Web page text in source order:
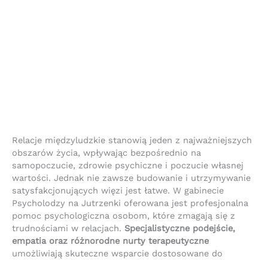
Relacje międzyludzkie stanowią jeden z najważniejszych
obszarów życia, wpływając bezpośrednio na
samopoczucie, zdrowie psychiczne i poczucie własnej
wartości. Jednak nie zawsze budowanie i utrzymywanie
satysfakcjonujących więzi jest łatwe. W gabinecie
Psycholodzy na Jutrzenki oferowana jest profesjonalna
pomoc psychologiczna osobom, które zmagają się z
trudnościami w relacjach. Specjalistyczne podejście,
empatia oraz różnorodne nurty terapeutyczne
umożliwiają skuteczne wsparcie dostosowane do